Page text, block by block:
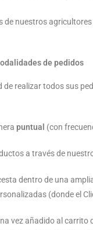
de nuestros
de pedidos
de realizar todos sus
puntual (con
a través de
dentro de una
(donde el
vez añadido al